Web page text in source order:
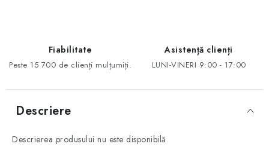
Fiabilitate
Peste 15 700 de clienți mulțumiți.
Asistență clienți
LUNI-VINERI 9:00 - 17:00
Descriere
Descrierea produsului nu este disponibilă